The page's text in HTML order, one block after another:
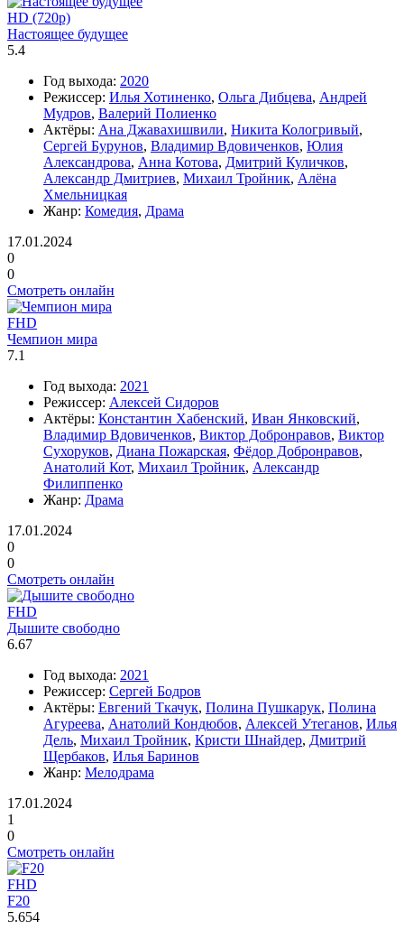
HD (720p)
Настоящее будущее
5.4
Год выхода: 2020
Режиссер: Илья Хотиненко, Ольга Дибцева, Андрей
Мудров, Валерий Полиенко
Актёры: Ана Джавахишвили, Никита Кологривый,
Сергей Бурунов, Владимир Вдовиченков, Юлия
Александрова, Анна Котова, Дмитрий Куличков,
Александр Дмитриев, Михаил Тройник, Алёна
Хмельницкая
Жанр: Комедия, Драма
17.01.2024
0
0
Смотреть онлайн
FHD
Чемпион мира
7.1
Год выхода: 2021
Режиссер: Алексей Сидоров
Актёры: Константин Хабенский, Иван Янковский,
Владимир Вдовиченков, Виктор Добронравов, Виктор
Сухоруков, Диана Пожарская, Фёдор Добронравов,
Анатолий Кот, Михаил Тройник, Александр
Филиппенко
Жанр: Драма
17.01.2024
0
0
Смотреть онлайн
FHD
Дышите свободно
6.67
Год выхода: 2021
Режиссер: Сергей Бодров
Актёры: Евгений Ткачук, Полина Пушкарук, Полина
Агуреева, Анатолий Кондюбов, Алексей Утеганов, Илья
Дель, Михаил Тройник, Кристи Шнайдер, Дмитрий
Щербаков, Илья Баринов
Жанр: Мелодрама
17.01.2024
1
0
Смотреть онлайн
FHD
F20
5.654